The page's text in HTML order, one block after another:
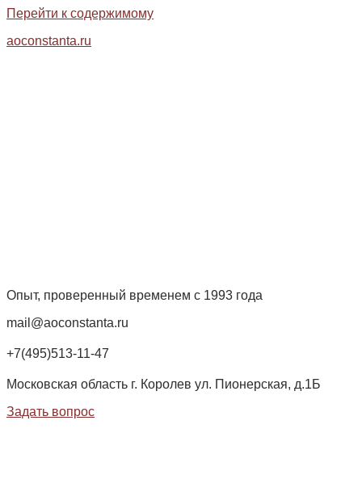
Перейти к содержимому
aoconstanta.ru
Опыт, проверенный временем с 1993 года
mail@aoconstanta.ru
+7(495)513-11-47
Московская область г. Королев ул. Пионерская, д.1Б
Задать вопрос